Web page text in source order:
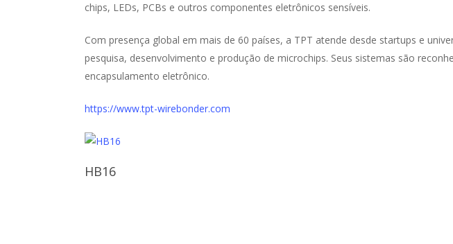
chips, LEDs, PCBs e outros componentes eletrônicos sensíveis.
Com presença global em mais de 60 países, a TPT atende desde startups e
pesquisa, desenvolvimento e produção de microchips. Seus sistemas são
encapsulamento eletrônico.
https://www.tpt-wirebonder.com
HB16